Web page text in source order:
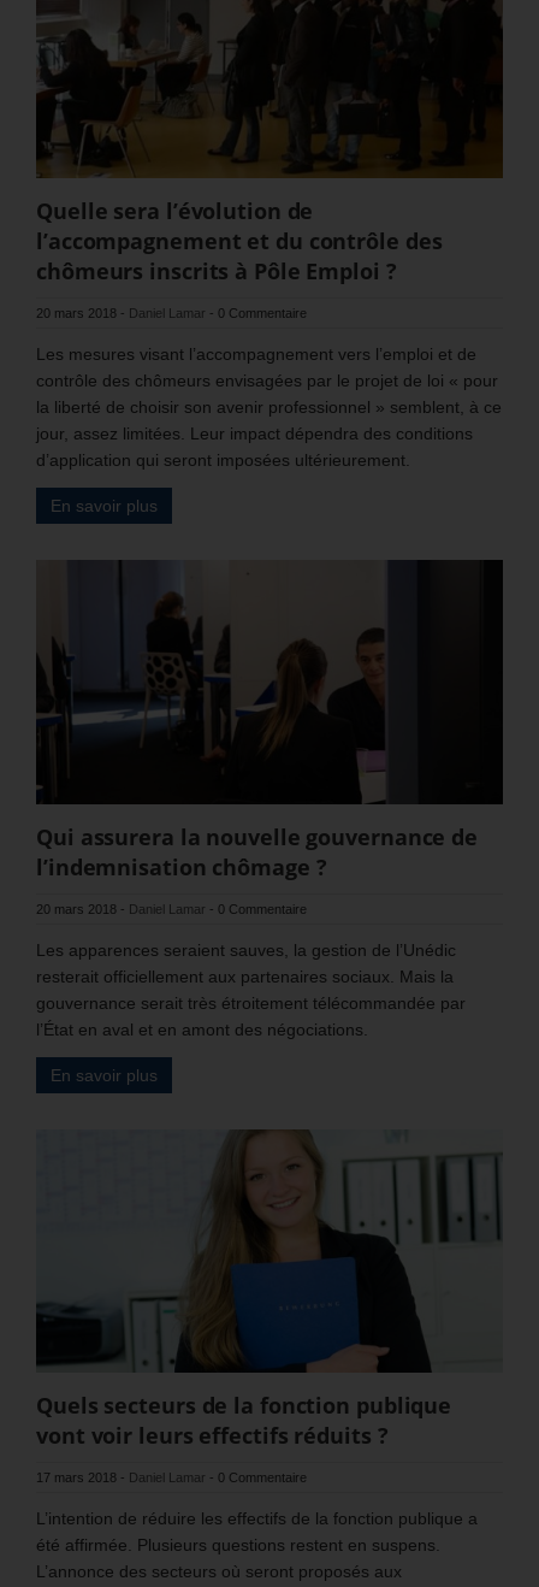
Quelle sera l’évolution de
l’accompagnement et du contrôle des
chômeurs inscrits à Pôle Emploi ?
20 mars 2018 - Daniel Lamar - 0 Commentaire
Les mesures visant l’accompagnement vers l’emploi et de
contrôle des chômeurs envisagées par le projet de loi « pour
la liberté de choisir son avenir professionnel » semblent, à ce
jour, assez limitées. Leur impact dépendra des conditions
d’application qui seront imposées ultérieurement.
En savoir plus
Qui assurera la nouvelle gouvernance de
l’indemnisation chômage ?
20 mars 2018 - Daniel Lamar - 0 Commentaire
Les apparences seraient sauves, la gestion de l’Unédic
resterait officiellement aux partenaires sociaux. Mais la
gouvernance serait très étroitement télécommandée par
l’État en aval et en amont des négociations.
En savoir plus
Quels secteurs de la fonction publique
vont voir leurs effectifs réduits ?
17 mars 2018 - Daniel Lamar - 0 Commentaire
L’intention de réduire les effectifs de la fonction publique a
été affirmée. Plusieurs questions restent en suspens.
L’annonce des secteurs où seront proposés aux